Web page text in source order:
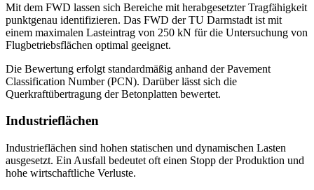
Mit dem FWD lassen sich Bereiche mit herabgesetzter Tragfähigkeit
punktgenau identifizieren. Das FWD der TU Darmstadt ist mit
einem maximalen Lasteintrag von 250 kN für die Untersuchung von
Flugbetriebsflächen optimal geeignet.
Die Bewertung erfolgt standardmäßig anhand der Pavement
Classification Number (PCN). Darüber lässt sich die
Querkraftübertragung der Betonplatten bewertet.
Industrieflächen
Industrieflächen sind hohen statischen und dynamischen Lasten
ausgesetzt. Ein Ausfall bedeutet oft einen Stopp der Produktion und
hohe wirtschaftliche Verluste.